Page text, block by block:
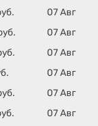
07 Авг
07 Авг
07 Авг
07 Авг
07 Авг
07 Авг